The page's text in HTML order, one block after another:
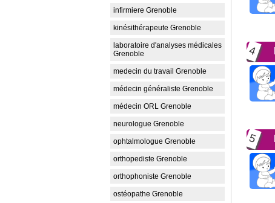
infirmiere Grenoble
kinésithérapeute Grenoble
laboratoire d'analyses médicales
Grenoble
medecin du travail Grenoble
médecin généraliste Grenoble
médecin ORL Grenoble
neurologue Grenoble
ophtalmologue Grenoble
orthopediste Grenoble
orthophoniste Grenoble
ostéopathe Grenoble
4
5